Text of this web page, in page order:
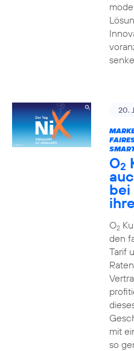
20.
O2
bei
O2
den
Tarif
mit
so